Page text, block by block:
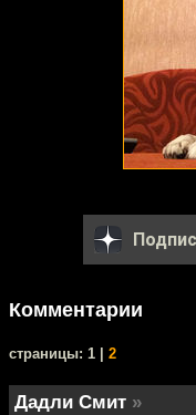
Комментарии
cтраницы: 1 | 2
Дадли Смит »